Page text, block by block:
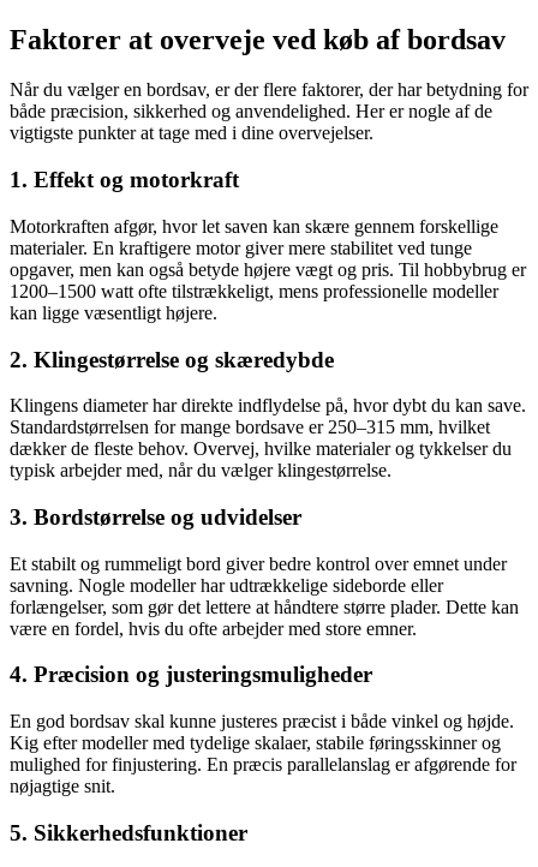
Faktorer at overveje ved køb af bordsav
Når du vælger en bordsav, er der flere faktorer, der har betydning for
både præcision, sikkerhed og anvendelighed. Her er nogle af de
vigtigste punkter at tage med i dine overvejelser.
1. Effekt og motorkraft
Motorkraften afgør, hvor let saven kan skære gennem forskellige
materialer. En kraftigere motor giver mere stabilitet ved tunge
opgaver, men kan også betyde højere vægt og pris. Til hobbybrug er
1200–1500 watt ofte tilstrækkeligt, mens professionelle modeller
kan ligge væsentligt højere.
2. Klingestørrelse og skæredybde
Klingens diameter har direkte indflydelse på, hvor dybt du kan save.
Standardstørrelsen for mange bordsave er 250–315 mm, hvilket
dækker de fleste behov. Overvej, hvilke materialer og tykkelser du
typisk arbejder med, når du vælger klingestørrelse.
3. Bordstørrelse og udvidelser
Et stabilt og rummeligt bord giver bedre kontrol over emnet under
savning. Nogle modeller har udtrækkelige sideborde eller
forlængelser, som gør det lettere at håndtere større plader. Dette kan
være en fordel, hvis du ofte arbejder med store emner.
4. Præcision og justeringsmuligheder
En god bordsav skal kunne justeres præcist i både vinkel og højde.
Kig efter modeller med tydelige skalaer, stabile føringsskinner og
mulighed for finjustering. En præcis parallelanslag er afgørende for
nøjagtige snit.
5. Sikkerhedsfunktioner